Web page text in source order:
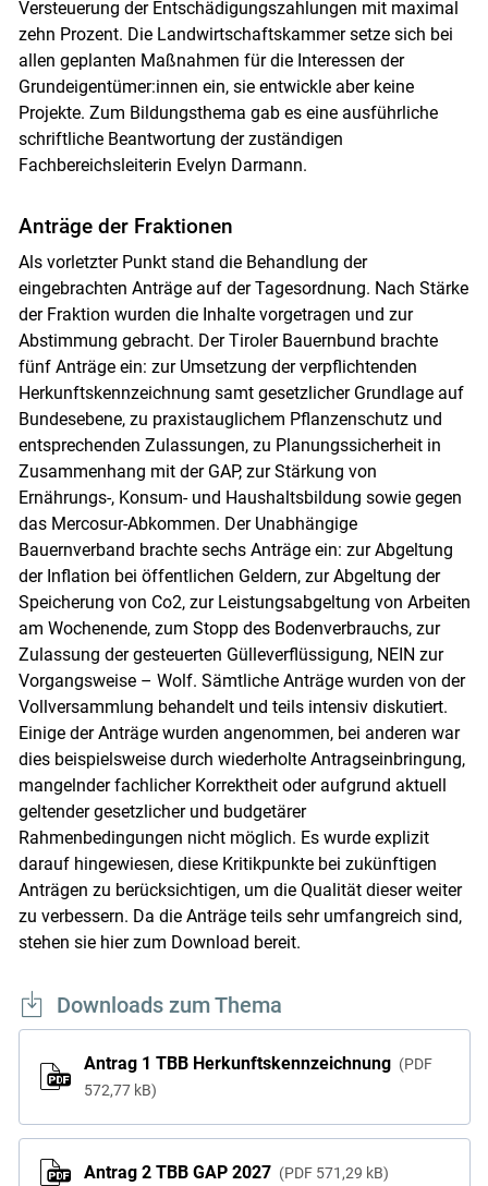
Versteuerung der Entschädigungszahlungen mit maximal
zehn Prozent. Die Landwirtschaftskammer setze sich bei
allen geplanten Maßnahmen für die Interessen der
Grundeigentümer:innen ein, sie entwickle aber keine
Projekte. Zum Bildungsthema gab es eine ausführliche
schriftliche Beantwortung der zuständigen
Fachbereichsleiterin Evelyn Darmann.
Anträge der Fraktionen
Als vorletzter Punkt stand die Behandlung der
eingebrachten Anträge auf der Tagesordnung. Nach Stärke
der Fraktion wurden die Inhalte vorgetragen und zur
Abstimmung gebracht. Der Tiroler Bauernbund brachte
fünf Anträge ein: zur Umsetzung der verpflichtenden
Herkunftskennzeichnung samt gesetzlicher Grundlage auf
Bundesebene, zu praxistauglichem Pflanzenschutz und
entsprechenden Zulassungen, zu Planungssicherheit in
Zusammenhang mit der GAP, zur Stärkung von
Ernährungs-, Konsum- und Haushaltsbildung sowie gegen
das Mercosur-Abkommen. Der Unabhängige
Bauernverband brachte sechs Anträge ein: zur Abgeltung
der Inflation bei öffentlichen Geldern, zur Abgeltung der
Speicherung von Co2, zur Leistungsabgeltung von Arbeiten
am Wochenende, zum Stopp des Bodenverbrauchs, zur
Zulassung der gesteuerten Gülleverflüssigung, NEIN zur
Vorgangsweise – Wolf. Sämtliche Anträge wurden von der
Vollversammlung behandelt und teils intensiv diskutiert.
Einige der Anträge wurden angenommen, bei anderen war
dies beispielsweise durch wiederholte Antragseinbringung,
mangelnder fachlicher Korrektheit oder aufgrund aktuell
geltender gesetzlicher und budgetärer
Rahmenbedingungen nicht möglich. Es wurde explizit
darauf hingewiesen, diese Kritikpunkte bei zukünftigen
Anträgen zu berücksichtigen, um die Qualität dieser weiter
zu verbessern. Da die Anträge teils sehr umfangreich sind,
stehen sie hier zum Download bereit.
Downloads zum Thema
Antrag 1 TBB Herkunftskennzeichnung
PDF
572,77 kB
Antrag 2 TBB GAP 2027 PDF 571,29 kB